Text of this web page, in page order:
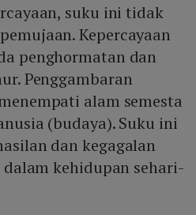
suku ini tidak
Kepercayaan
penghormatan dan
Penggambaran
alam semesta
(budaya). Suku ini
dan kegagalan
kehidupan sehari-